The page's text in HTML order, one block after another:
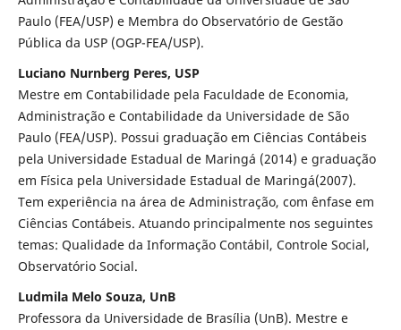
Paulo (FEA/USP) e Membra do Observatório de Gestão
Pública da USP (OGP-FEA/USP).
Luciano Nurnberg Peres, USP
Mestre em Contabilidade pela Faculdade de Economia,
Administração e Contabilidade da Universidade de São
Paulo (FEA/USP). Possui graduação em Ciências Contábeis
pela Universidade Estadual de Maringá (2014) e graduação
em Física pela Universidade Estadual de Maringá(2007).
Tem experiência na área de Administração, com ênfase em
Ciências Contábeis. Atuando principalmente nos seguintes
temas: Qualidade da Informação Contábil, Controle Social,
Observatório Social.
Ludmila Melo Souza, UnB
Professora da Universidade de Brasília (UnB). Mestre e